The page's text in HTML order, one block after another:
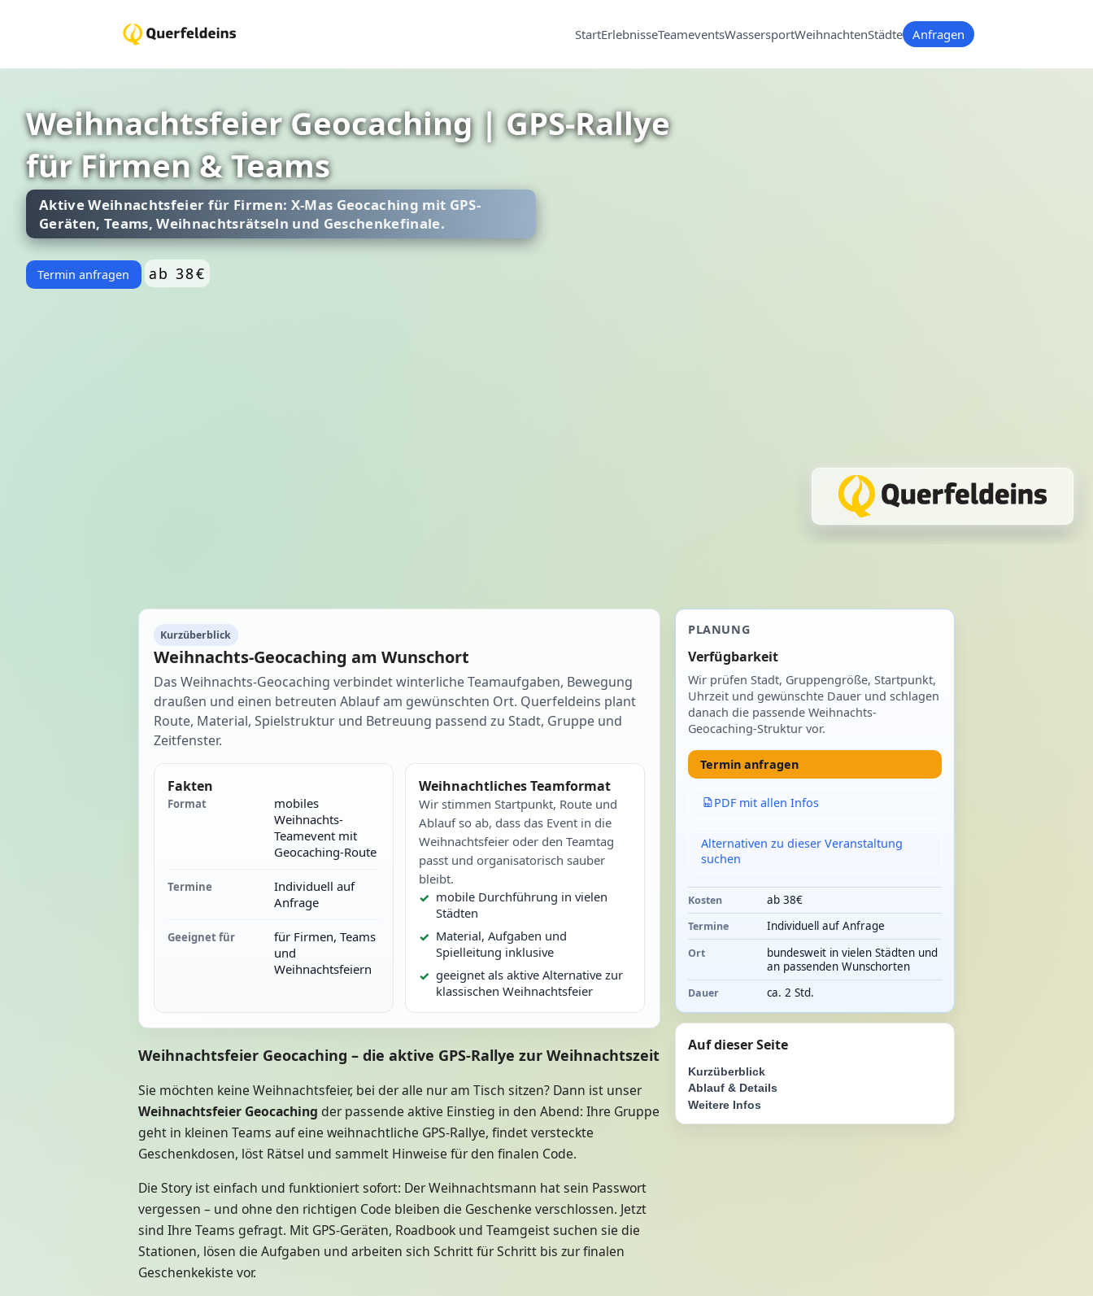
StartErlebnisseTeameventsWassersportWeihnachtenStädte Anfragen
Weihnachtsfeier Geocaching | GPS-Rallye
für Firmen & Teams
Aktive Weihnachtsfeier für Firmen: X-Mas Geocaching mit GPS-
Geräten, Teams, Weihnachtsrätseln und Geschenkefinale.
Termin anfragen ab 38€
Kurzüberblick
Weihnachts-Geocaching am Wunschort
Das Weihnachts-Geocaching verbindet winterliche Teamaufgaben, Bewegung
draußen und einen betreuten Ablauf am gewünschten Ort. Querfeldeins plant
Route, Material, Spielstruktur und Betreuung passend zu Stadt, Gruppe und
Zeitfenster.
Fakten
Format
mobiles
Weihnachts-
Teamevent mit
Geocaching-Route
Termine
Individuell auf
Anfrage
Geeignet für
für Firmen, Teams
und
Weihnachtsfeiern
Weihnachtliches Teamformat
Wir stimmen Startpunkt, Route und
Ablauf so ab, dass das Event in die
Weihnachtsfeier oder den Teamtag
passt und organisatorisch sauber
bleibt.
mobile Durchführung in vielen
Städten
Material, Aufgaben und
Spielleitung inklusive
geeignet als aktive Alternative zur
klassischen Weihnachtsfeier
Weihnachtsfeier Geocaching – die aktive GPS-Rallye zur Weihnachtszeit
Sie möchten keine Weihnachtsfeier, bei der alle nur am Tisch sitzen? Dann ist unser
Weihnachtsfeier Geocaching der passende aktive Einstieg in den Abend: Ihre Gruppe
geht in kleinen Teams auf eine weihnachtliche GPS-Rallye, findet versteckte
Geschenkdosen, löst Rätsel und sammelt Hinweise für den finalen Code.
Die Story ist einfach und funktioniert sofort: Der Weihnachtsmann hat sein Passwort
vergessen – und ohne den richtigen Code bleiben die Geschenke verschlossen. Jetzt
sind Ihre Teams gefragt. Mit GPS-Geräten, Roadbook und Teamgeist suchen sie die
Stationen, lösen die Aufgaben und arbeiten sich Schritt für Schritt bis zur finalen
Geschenkekiste vor.
PLANUNG
Verfügbarkeit
Wir prüfen Stadt, Gruppengröße, Startpunkt,
Uhrzeit und gewünschte Dauer und schlagen
danach die passende Weihnachts-
Geocaching-Struktur vor.
Termin anfragen
PDF mit allen Infos
Alternativen zu dieser Veranstaltung
suchen
Kosten ab 38€
Termine Individuell auf Anfrage
Ort
bundesweit in vielen Städten und
an passenden Wunschorten
Dauer ca. 2 Std.
Auf dieser Seite
Kurzüberblick
Ablauf & Details
Weitere Infos